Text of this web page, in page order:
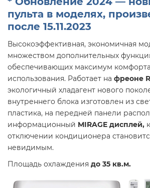
пульта в моделях,
после 15.11.2023
Высокоэффективная, экономичная
множеством дополнительных
обеспечивающих максимум
использования. Работает на фреоне
экологичный хладагент нового
внутреннего блока изготовлен из
пластика, на передней панели
информационный MIRAGE дисплей,
отключении кондиционера
невидимым.
Площадь охлаждения до 35 кв.м.